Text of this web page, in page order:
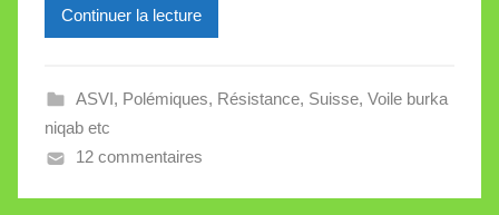
e
Continuer la lecture
ASVI, Polémiques, Résistance, Suisse, Voile burka
niqab etc
12 commentaires